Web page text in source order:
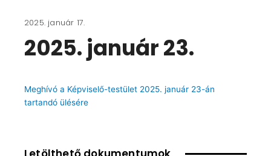
2025. január 17.
2025. január 23.
Meghívó a Képviselő-testület 2025. január 23-án
tartandó ülésére